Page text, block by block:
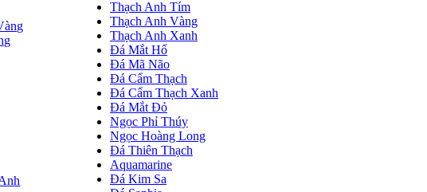
Thạch Anh Tím
Thạch Anh Vàng
Thạch Anh Xanh
Đá Mắt Hổ
Đá Mã Não
Đá Cẩm Thạch
Đá Cẩm Thạch Xanh
Đá Mắt Đỏ
Ngọc Phỉ Thúy
Ngọc Hoàng Long
Đá Thiên Thạch
Aquamarine
Đá Kim Sa